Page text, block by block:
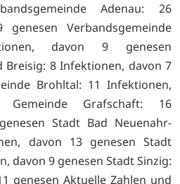
Adenau: 26
Verbandsgemeinde
davon 9 genesen
Breisig: 8 Infektionen, davon 7
Brohltal: 11 Infektionen,
Grafschaft: 16
Stadt Bad Neuenahr-
davon 13 genesen Stadt
davon 9 genesen Stadt Sinzig:
genesen Aktuelle Zahlen und